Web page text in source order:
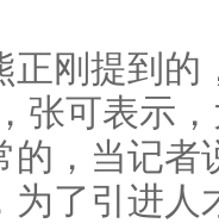
正刚提到的
张可表示
的，当记者
为了引进人